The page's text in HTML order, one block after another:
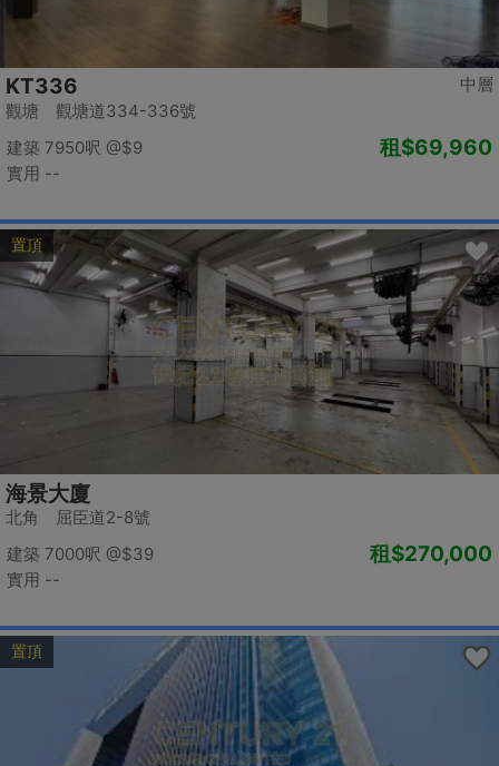
中層
KT336
觀塘 觀塘道334-336號
建築 7950呎 @$9
實用 --
租$69,960
置頂
海景大廈
北角 屈臣道2-8號
建築 7000呎 @$39
實用 --
租$270,000
置頂